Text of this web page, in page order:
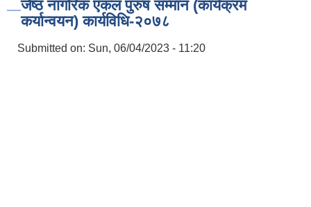
जेष्ठ नागरिक एकल पुरुष सम्मान (कार्यक्रम
कर्यान्वयन) कार्यविधि-२०७८
Submitted on: Sun, 06/04/2023 - 11:20